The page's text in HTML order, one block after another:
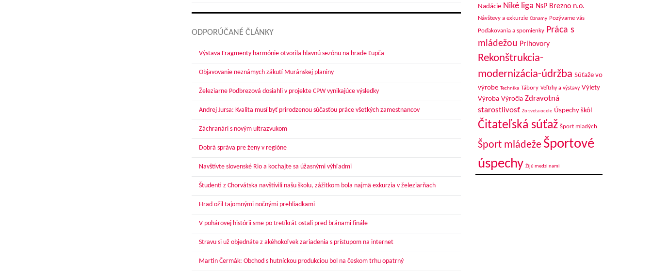
ODPORÚČANÉ ČLÁNKY
Výstava Fragmenty harmónie otvorila hlavnú sezónu na hrade Ľupča
Objavovanie neznámych zákutí Muránskej planiny
Železiarne Podbrezová dosiahli v projekte CPW vynikajúce výsledky
Andrej Jursa: Kvalita musí byť prirodzenou súčasťou práce všetkých zamestnancov
Záchranári s novým ultrazvukom
Dobrá správa pre ženy v regióne
Navštívte slovenské Rio a kochajte sa úžasnými výhľadmi
Študenti z Chorvátska navštívili našu školu, zážitkom bola najmä exkurzia v železiarňach
Hrad ožil tajomnými nočnými prehliadkami
V pohárovej histórii sme po tretíkrát ostali pred bránami finále
Stravu si už objednáte z akéhokoľvek zariadenia s prístupom na internet
Martin Čermák: Obchod s hutníckou produkciou bol na českom trhu opatrný
Nadácie Niké liga NsP Brezno n.o.
Návštevy a exkurzie Oznamy Pozývame vás
Poďakovania a spomienky Práca s
mládežou Príhovory
Rekonštrukcia-
modernizácia-údržba Súťaže vo
výrobe Technika Tábory Veľtrhy a výstavy Výlety
Výroba Výročia Zdravotná
starostlivosť Zo sveta ocele Úspechy škôl
Čitateľská súťaž Šport mladých
Šport mládeže Športové
úspechy Žijú medzi nami